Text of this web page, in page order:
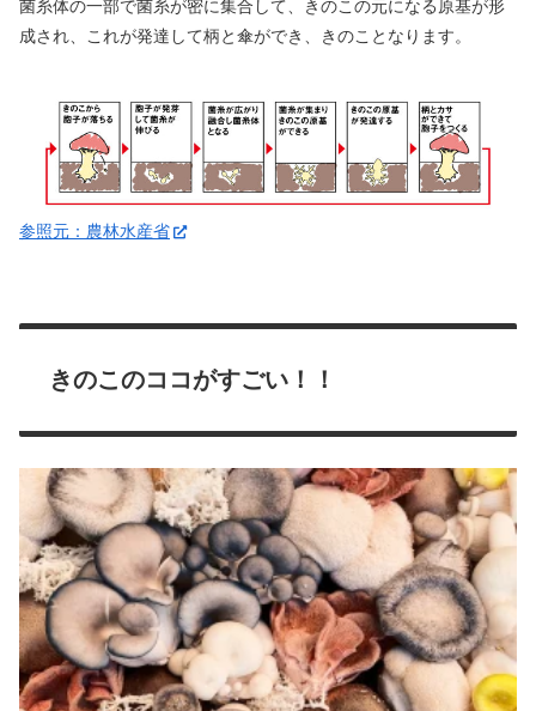
菌糸体の一部で菌糸が密に集合して、きのこの元になる原基が形
成され、これが発達して柄と傘ができ、きのことなります。
参照元：農林水産省
きのこのココがすごい！！